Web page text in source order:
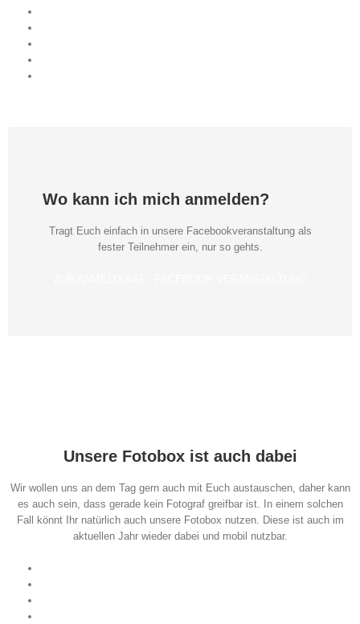
Wo kann ich mich anmelden?
Tragt Euch einfach in unsere Facebookveranstaltung als
fester Teilnehmer ein, nur so gehts.
Unsere Fotobox ist auch dabei
Wir wollen uns an dem Tag gern auch mit Euch austauschen, daher kann
es auch sein, dass gerade kein Fotograf greifbar ist. In einem solchen
Fall könnt Ihr natürlich auch unsere Fotobox nutzen. Diese ist auch im
aktuellen Jahr wieder dabei und mobil nutzbar.